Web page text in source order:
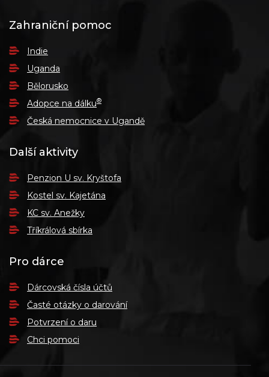
Zahraniční pomoc
Indie
Uganda
Bělorusko
Adopce na dálku®
Česká nemocnice v Ugandě
Další aktivity
Penzion U sv. Kryštofa
Kostel sv. Kajetána
KC sv. Anežky
Tříkrálová sbírka
Pro dárce
Dárcovská čísla účtů
Časté otázky o darování
Potvrzení o daru
Chci pomoci